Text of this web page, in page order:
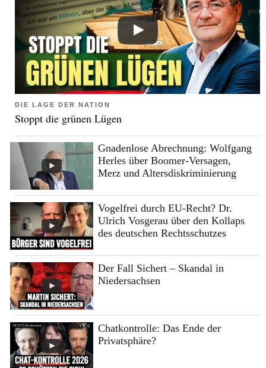
DIE LAGE DER NATION
Stoppt die grünen Lügen
Gnadenlose Abrechnung: Wolfgang
Herles über Boomer-Versagen,
Merz und Altersdiskriminierung
Vogelfrei durch EU-Recht? Dr.
Ulrich Vosgerau über den Kollaps
des deutschen Rechtsschutzes
Der Fall Sichert – Skandal in
Niedersachsen
Chatkontrolle: Das Ende der
Privatsphäre?